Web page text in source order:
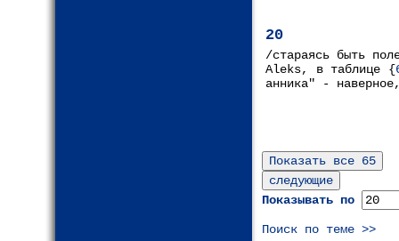
20
/стараясь быть
Aleks, в таблице {
анника" -
Показывать по
Поиск по теме >>